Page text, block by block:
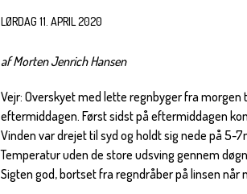
LØRDAG 11. APRIL 2020
af Morten Jenrich Hansen
Vejr: Overskyet med lette regnbyger fra
eftermiddagen. Først sidst på eftermiddagen
Vinden var drejet til syd og holdt sig nede på 5-
Temperatur uden de store udsving gennem
Sigten god, bortset fra regndråber på linsen når